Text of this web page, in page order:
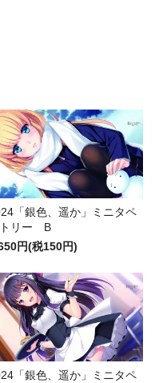
「銀色、遥か」ミニタペ
リー B
円(税150円)
「銀色、遥か」ミニタペ